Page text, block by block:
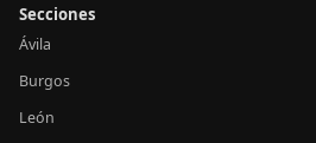
Secciones
Ávila
Burgos
León